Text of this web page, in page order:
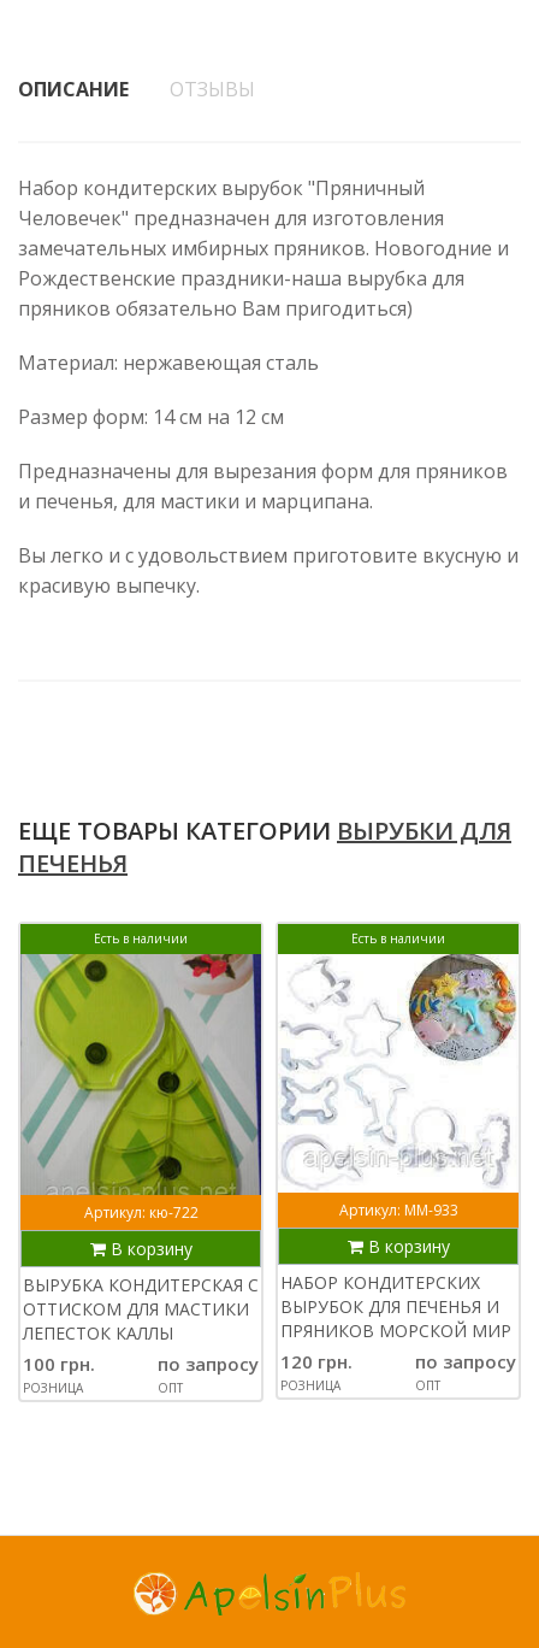
ОПИСАНИЕ ОТЗЫВЫ
Набор кондитерских вырубок "Пряничный
Человечек" предназначен для изготовления
замечательных имбирных пряников. Новогодние и
Рождественские праздники-наша вырубка для
пряников обязательно Вам пригодиться)
Материал: нержавеющая сталь
Размер форм: 14 см на 12 см
Предназначены для вырезания форм для пряников
и печенья, для мастики и марципана.
Вы легко и с удовольствием приготовите вкусную и
красивую выпечку.
ЕЩЕ ТОВАРЫ КАТЕГОРИИ ВЫРУБКИ ДЛЯ
ПЕЧЕНЬЯ
Есть в наличии
Артикул: кю-722
В корзину
ВЫРУБКА КОНДИТЕРСКАЯ С
ОТТИСКОМ ДЛЯ МАСТИКИ
ЛЕПЕСТОК КАЛЛЫ
100 грн.
РОЗНИЦА
по запросу
ОПТ
Есть в наличии
Артикул: ММ-933
В корзину
НАБОР КОНДИТЕРСКИХ
ВЫРУБОК ДЛЯ ПЕЧЕНЬЯ И
ПРЯНИКОВ МОРСКОЙ МИР
120 грн.
РОЗНИЦА
по запросу
ОПТ